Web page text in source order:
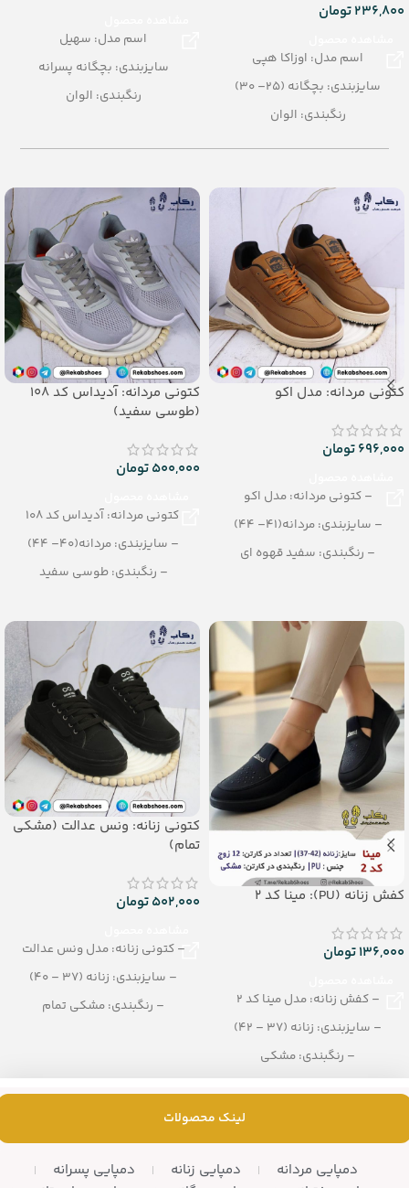
236,800تومان
اسم مدل: اوزاکا هپی
سایزبندی: بچگانه (25– 30)
رنگبندی: الوان
اسم مدل: سهیل
سایزبندی: بچگانه پسرانه
رنگبندی: الوان
جنس: EVA
کتونی مردانه: مدل اکو
696,000تومان
– کتونی مردانه: مدل اکو
– سایزبندی: مردانه(41– 44)
– رنگبندی: سفید قهوه ای
کتونی مردانه: آدیداس کد 108
(طوسی سفید)
500,000تومان
کتونی مردانه: آدیداس کد 108
– سایزبندی: مردانه(40– 44)
– رنگبندی: طوسی سفید
کفش زنانه (PU): مینا کد 2
136,000تومان
– کفش زنانه: مدل مینا کد 2
– سایزبندی: زنانه (37 – 42)
– رنگبندی: مشکی
– تعداد در کارتن: 12 جفت
کتونی زنانه: ونس عدالت (مشکی
تمام)
502,000تومان
– کتونی زنانه: مدل ونس عدالت
– سایزبندی: زنانه (37 – 40)
– رنگبندی: مشکی تمام
لینک محصولات
دمپایی مردانه دمپایی زنانه
دمپایی پسرانه